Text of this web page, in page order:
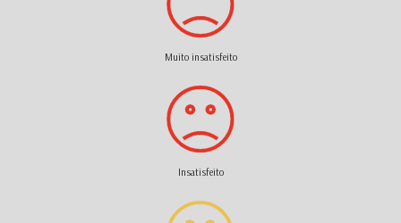
Muito insatisfeito
Insatisfeito